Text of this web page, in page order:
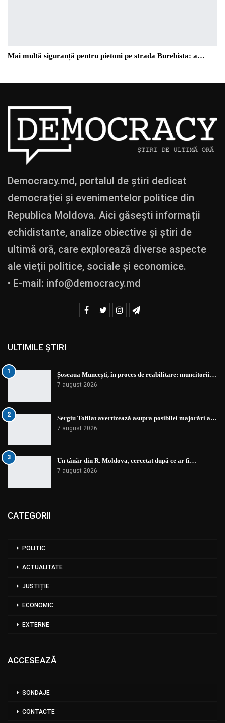
Mai multă siguranță pentru pietoni pe strada Burebista: a…
Democracy.md, portalul de știri dedicat
democrației și evenimentelor politice din
Republica Moldova. Aici găsești informații
echidistante, analize obiective și știri de
ultimă oră, care explorează diverse aspecte
ale vieții politice, sociale și economice.
• E-mail: info@democracy.md
ULTIMILE ȘTIRI
1 Șoseaua Muncești, în proces de reabilitare: muncitorii…
7 august 2026
2 Sergiu Tofilat avertizează asupra posibilei majorări a…
7 august 2026
3 Un tânăr din R. Moldova, cercetat după ce ar fi…
7 august 2026
CATEGORII
POLITIC
ACTUALITATE
JUSTIȚIE
ECONOMIC
EXTERNE
ACCESEAZĂ
SONDAJE
CONTACTE